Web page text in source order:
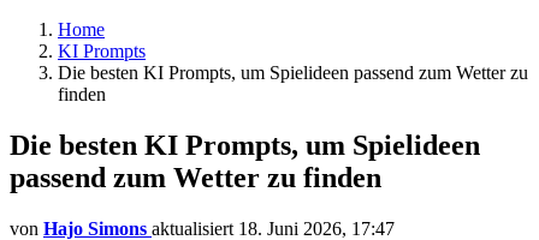
Home
KI Prompts
Die besten KI Prompts, um Spielideen passend zum Wetter zu
finden
Die besten KI Prompts, um Spielideen
passend zum Wetter zu finden
von Hajo Simons aktualisiert 18. Juni 2026, 17:47